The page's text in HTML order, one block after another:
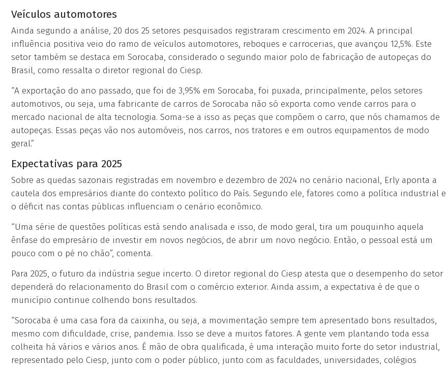
Veículos automotores
Ainda segundo a análise, 20 dos 25 setores pesquisados registraram crescimento em 2024. A principal
influência positiva veio do ramo de veículos automotores, reboques e carrocerias, que avançou 12,5%. Este
setor também se destaca em Sorocaba, considerado o segundo maior polo de fabricação de autopeças do
Brasil, como ressalta o diretor regional do Ciesp.
“A exportação do ano passado, que foi de 3,95% em Sorocaba, foi puxada, principalmente, pelos setores
automotivos, ou seja, uma fabricante de carros de Sorocaba não só exporta como vende carros para o
mercado nacional de alta tecnologia. Soma-se a isso as peças que compõem o carro, que nós chamamos de
autopeças. Essas peças vão nos automóveis, nos carros, nos tratores e em outros equipamentos de modo
geral.”
Expectativas para 2025
Sobre as quedas sazonais registradas em novembro e dezembro de 2024 no cenário nacional, Erly aponta a
cautela dos empresários diante do contexto político do País. Segundo ele, fatores como a política industrial e
o déficit nas contas públicas influenciam o cenário econômico.
“Uma série de questões políticas está sendo analisada e isso, de modo geral, tira um pouquinho aquela
ênfase do empresário de investir em novos negócios, de abrir um novo negócio. Então, o pessoal está um
pouco com o pé no chão”, comenta.
Para 2025, o futuro da indústria segue incerto. O diretor regional do Ciesp atesta que o desempenho do setor
dependerá do relacionamento do Brasil com o comércio exterior. Ainda assim, a expectativa é de que o
município continue colhendo bons resultados.
“Sorocaba é uma casa fora da caixinha, ou seja, a movimentação sempre tem apresentado bons resultados,
mesmo com dificuldade, crise, pandemia. Isso se deve a muitos fatores. A gente vem plantando toda essa
colheita há vários e vários anos. É mão de obra qualificada, é uma interação muito forte do setor industrial,
representado pelo Ciesp, junto com o poder público, junto com as faculdades, universidades, colégios